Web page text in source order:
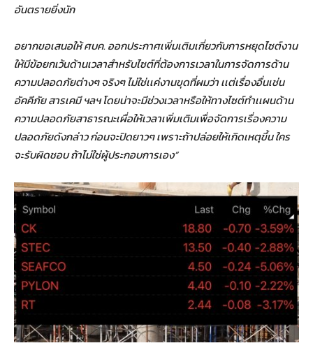
อันตรายยิ่งนัก
อยากขอเสนอให้ ศบค. ออกประกาศเพิ่มเติมเกี่ยวกับการหยุดไซต์งาน
ให้มีข้อยกเว้นด้านเวลาสำหรับไซต์ที่ต้องการเวลาในการจัดการด้าน
ความปลอดภัยต่างๆ จริงๆ ไม่ใช่เเค่งานขุดที่ผมว่า เเต่เรื่องอื่นเช่น
อัคคีภัย สารเคมี ฯลฯ โดยน่าจะมีช่วงเวลาหรือให้ทางไซต์ทำเเผนด้าน
ความปลอดภัยสาธารณะเผื่อให้เวลาเพิ่มเติมเพื่อจัดการเรื่องความ
ปลอดภัยดังกล่าว ก่อนจะปิดยาวๆ เพราะถ้าปล่อยให้เกิดเหตุขึ้น ใคร
จะรับผิดชอบ ถ้าไม่ใช่ผู้ประกอบการเอง”